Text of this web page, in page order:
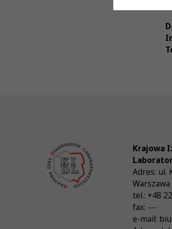
Krajowa
Adres: ul.
Warszawa
tel.: +48
fax: ---
e-mail: